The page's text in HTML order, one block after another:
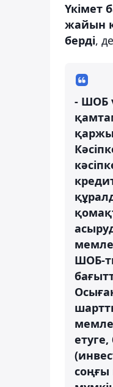
Үкімет
жайын
берді,
- ШОБ
қаржы
ШОБ-
соңғы